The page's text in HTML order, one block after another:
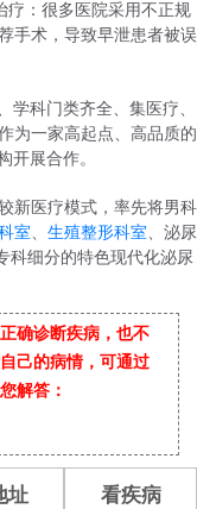
：很多医院采用不正规
手术，导致早泄患者被误
科门类齐全、集医疗、
为一家高起点、高品质的
开展合作。
医疗模式，率先将男科
室、 生殖整形科室、泌尿
科细分的特色现代化泌尿
确诊断疾病，也不
己的病情，可通过
解答：
址 看疾病